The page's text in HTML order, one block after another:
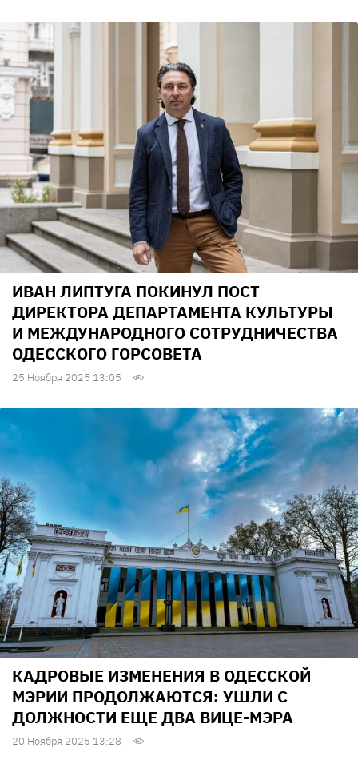
ИВАН ЛИПТУГА ПОКИНУЛ ПОСТ
ДИРЕКТОРА ДЕПАРТАМЕНТА КУЛЬТУРЫ
И МЕЖДУНАРОДНОГО СОТРУДНИЧЕСТВА
ОДЕССКОГО ГОРСОВЕТА
25 Ноября 2025 13:05
КАДРОВЫЕ ИЗМЕНЕНИЯ В ОДЕССКОЙ
МЭРИИ ПРОДОЛЖАЮТСЯ: УШЛИ С
ДОЛЖНОСТИ ЕЩЕ ДВА ВИЦЕ-МЭРА
20 Ноября 2025 13:28